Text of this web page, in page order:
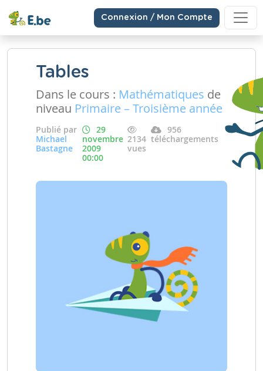
Connexion / Mon Compte
Tables
Dans le cours : Mathématiques de
niveau Primaire – Troisième année
Publié par
Michael
Bastagne
29
novembre
2009
00:00
2134
vues
956
téléchargements